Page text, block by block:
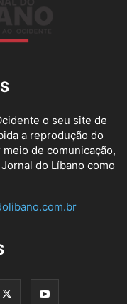
o seu site de
a reprodução do
de comunicação,
do Líbano como